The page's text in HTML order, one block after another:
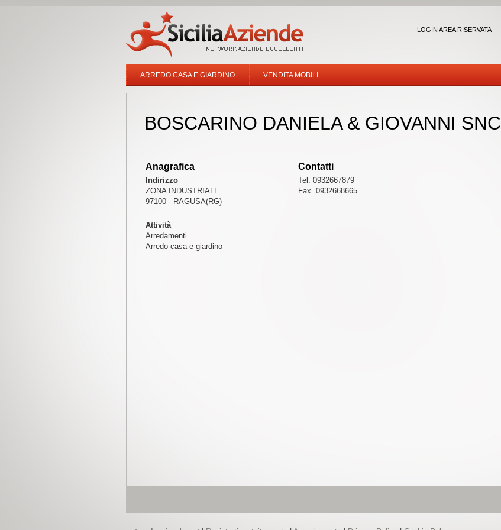
LOGIN AREA RISERVATA
ARREDO CASA E GIARDINO VENDITA MOBILI
BOSCARINO DANIELA & GIOVANNI SNC
Anagrafica
Indirizzo
ZONA INDUSTRIALE
97100 - RAGUSA(RG)
Contatti
Tel. 0932667879
Fax. 0932668665
Attività
Arredamenti
Arredo casa e giardino